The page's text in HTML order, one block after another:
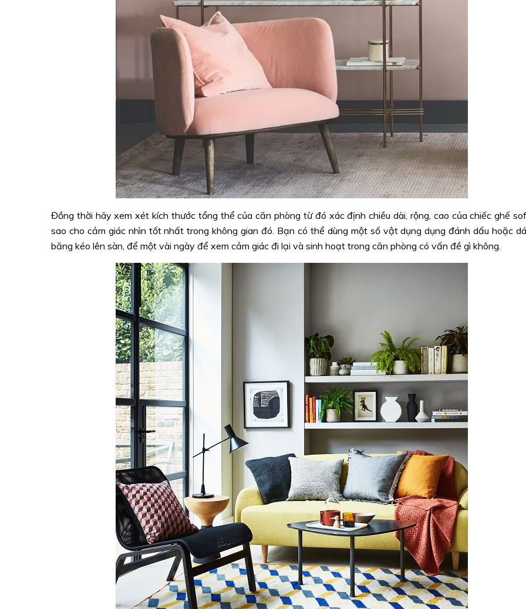
Đồng thời hãy xem xét kích thước tổng thể của căn phòng từ đó xác định chiều dài, rộng, cao của chiếc ghế
sao cho cảm giác nhìn tốt nhất trong không gian đó. Bạn có thể dùng một số vật dụng dụng đánh dấu hoặc
băng kéo lên sàn, để một vài ngày để xem cảm giác đi lại và sinh hoạt trong căn phòng có vấn đề gì không.